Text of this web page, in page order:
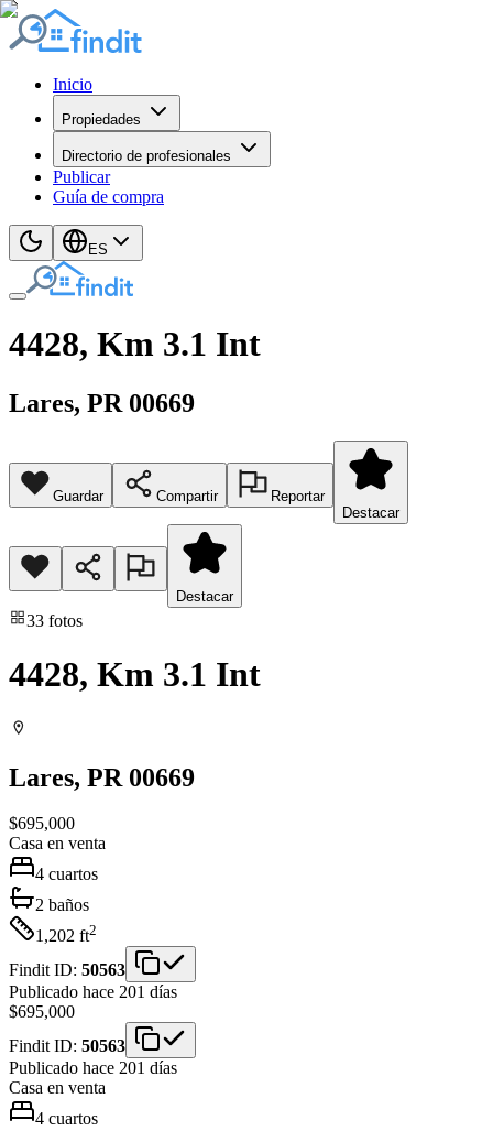
Inicio
Propiedades
Directorio de profesionales
Publicar
Guía de compra
ES
4428, Km 3.1 Int
Lares, PR 00669
Guardar Compartir
Reportar
Destacar
Destacar
33 fotos
4428, Km 3.1 Int
Lares, PR 00669
$695,000
Casa en venta
4 cuartos
2 baños
1,202 ft2
Findit ID: 50563
Publicado hace 201 días
$695,000
Findit ID: 50563
Publicado hace 201 días
Casa en venta
4 cuartos